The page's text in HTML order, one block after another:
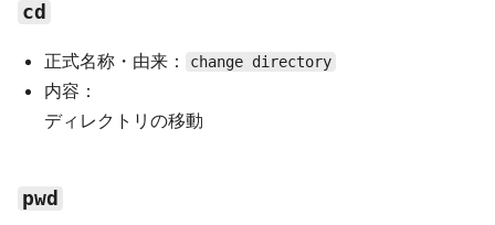
cd
正式名称・由来： change directory
内容：
ディレクトリの移動
pwd